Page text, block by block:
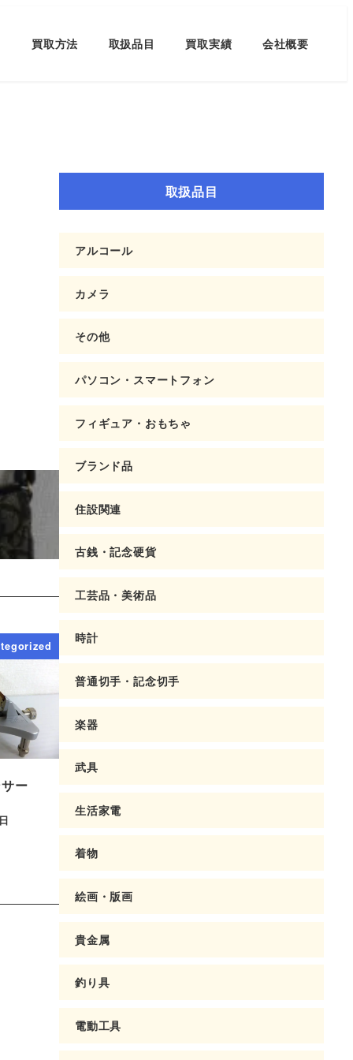
買取方法 取扱品目 買取実績 会社概要
ー
取扱品目
アルコール
カメラ
その他
パソコン・スマートフォン
フィギュア・おもちゃ
ブランド品
住設関連
古銭・記念硬貨
工芸品・美術品
時計
普通切手・記念切手
楽器
武具
生活家電
着物
絵画・版画
貴金属
釣り具
電動工具